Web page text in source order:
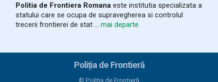
26 iunie 2026
Plăți 26.06.2026
Politia de Frontiera Romana este institutia specializata a
statului care se ocupa de supravegherea si controlul
trecerii frontierei de stat ... mai departe
Poliția de Frontieră
© Poliția de Frontieră